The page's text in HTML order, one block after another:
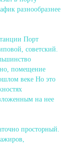
разнообразнее
Порт
советский.
помещение
веке Но это
на нее
просторный.